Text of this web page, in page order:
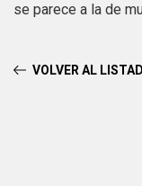
se parece a la de
VOLVER AL